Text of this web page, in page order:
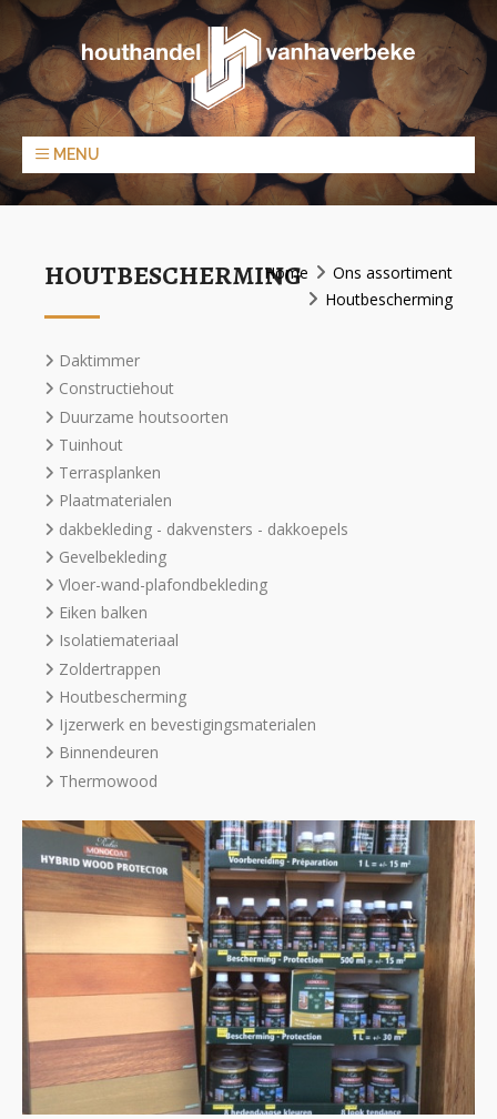
MENU
HOUTBESCHERMING
Home
Ons assortiment
Houtbescherming
Daktimmer
Constructiehout
Duurzame houtsoorten
Tuinhout
Terrasplanken
Plaatmaterialen
dakbekleding - dakvensters - dakkoepels
Gevelbekleding
Vloer-wand-plafondbekleding
Eiken balken
Isolatiemateriaal
Zoldertrappen
Houtbescherming
Ijzerwerk en bevestigingsmaterialen
Binnendeuren
Thermowood